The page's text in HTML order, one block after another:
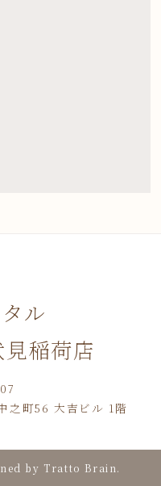
ル
稲荷店
之町56 大吉ビル 1階
by Tratto Brain.